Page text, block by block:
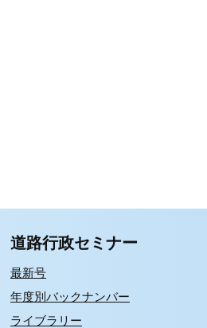
道路行政セミナー
最新号
年度別バックナンバー
ライブラリー